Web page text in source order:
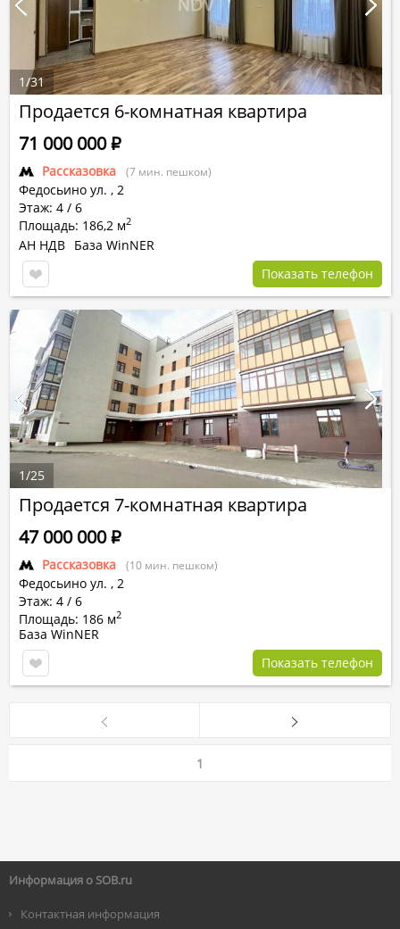
Продается 6-комнатная квартира
Рассказовка (7 мин. пешком)
Федосьино ул. , 2
Этаж: 4 / 6
Площадь: 186,2 м2
71 000 000Р
АН НДВ База WinNER
Показать телефон
1/31
Продается 7-комнатная квартира
Рассказовка (10 мин. пешком)
Федосьино ул. , 2
Этаж: 4 / 6
Площадь: 186 м2
47 000 000Р
База WinNER
Показать телефон
1/25
1
Информация о SOB.ru
Контактная информация